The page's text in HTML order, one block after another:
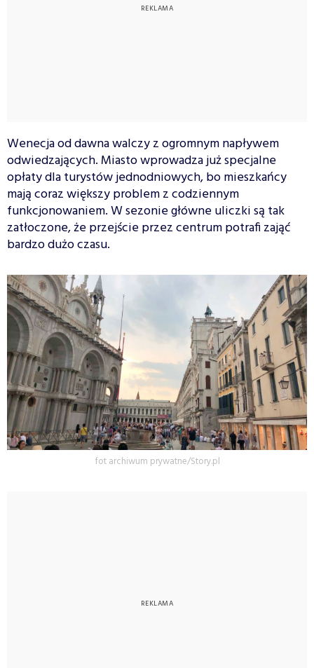
Wenecja od dawna walczy z ogromnym napływem
odwiedzających. Miasto wprowadza już specjalne
opłaty dla turystów jednodniowych, bo mieszkańcy
mają coraz większy problem z codziennym
funkcjonowaniem. W sezonie główne uliczki są tak
zatłoczone, że przejście przez centrum potrafi zająć
bardzo dużo czasu.
fot archiwum prywatne/Story.pl